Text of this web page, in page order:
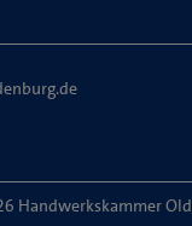
Handwerkskammer